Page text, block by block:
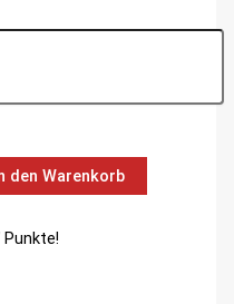
den Warenkorb